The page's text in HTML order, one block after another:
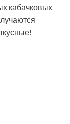
кабачковых